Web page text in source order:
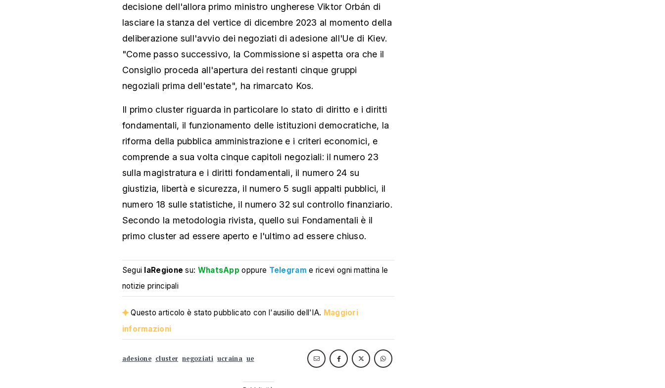
decisione dell'allora primo ministro ungherese Viktor Orbán di
lasciare la stanza del vertice di dicembre 2023 al momento della
deliberazione sull'avvio dei negoziati di adesione all'Ue di Kiev.
"Come passo successivo, la Commissione si aspetta ora che il
Consiglio proceda all'apertura dei restanti cinque gruppi
negoziali prima dell'estate", ha rimarcato Kos.
Il primo cluster riguarda in particolare lo stato di diritto e i diritti
fondamentali, il funzionamento delle istituzioni democratiche, la
riforma della pubblica amministrazione e i criteri economici, e
comprende a sua volta cinque capitoli negoziali: il numero 23
sulla magistratura e i diritti fondamentali, il numero 24 su
giustizia, libertà e sicurezza, il numero 5 sugli appalti pubblici, il
numero 18 sulle statistiche, il numero 32 sul controllo finanziario.
Secondo la metodologia rivista, quello sui Fondamentali è il
primo cluster ad essere aperto e l'ultimo ad essere chiuso.
Segui laRegione su: WhatsApp oppure Telegram e ricevi ogni mattina le
notizie principali
Questo articolo è stato pubblicato con l'ausilio dell'IA. Maggiori
informazioni
adesione cluster negoziati ucraina ue